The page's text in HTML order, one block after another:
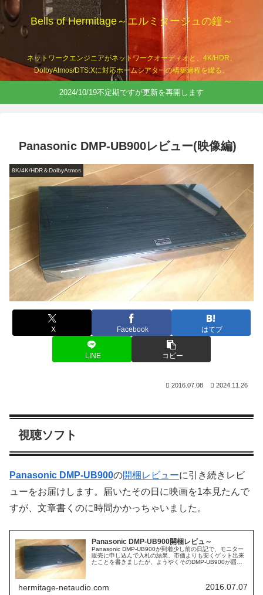
Bells of Hermitage～エルミタージュの鐘～
ネットワークエンジニアがネットワークオーディオと、4K/HDR、
DolbyAtmos/DTS:Xに対応ホームシアターの構築過程を綴る。
2024/10/19不定期ですが更新を再開します
Panasonic DMP-UB900レビュー(映像編)
8K/4K/HDR＆DolbyAtmos
X Facebook はてブ
LINE コピー
2016.07.08 2024.11.26
視聴ソフト
Panasonic DMP-UB900の開梱レビューに引き続きレビ
ューをお届けします。届いたその日に映画を1本見たんで
すが、文章書くのに時間かかっちゃいました。
Panasonic DMP-UB900開梱レビュ～
Panasonic DMP-UB900が到着少し前の日記で、モニター
販売に申し込んで入札の結果、市価よりも安くゲット出来
たことを書きましたが、ようやくそのDMP-UB900が届き
hermitage-netaudio.com 2016.07.07